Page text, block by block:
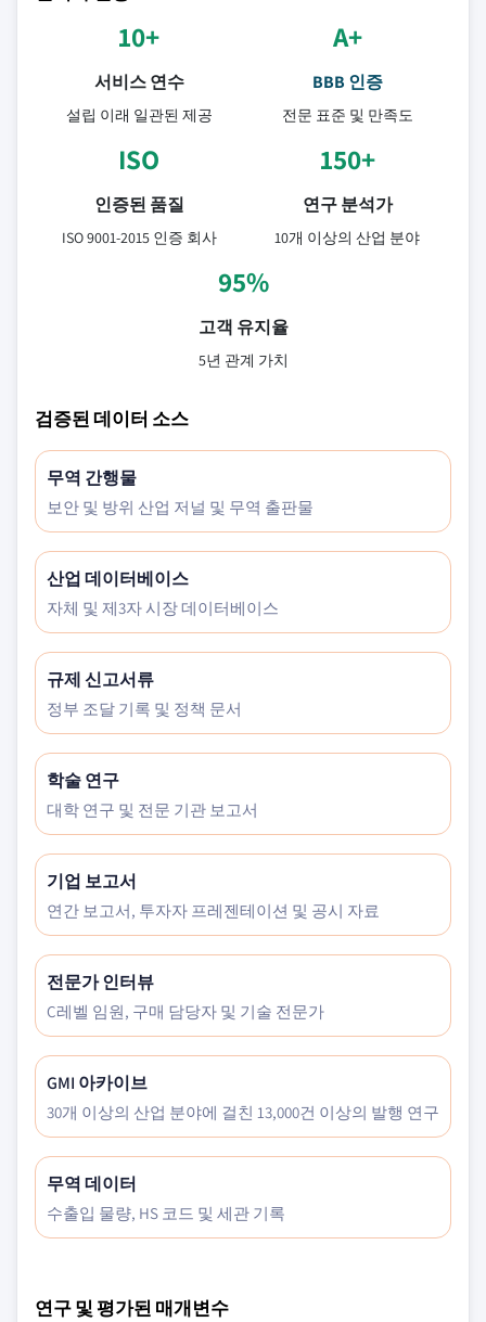
10+
서비스 연수
설립 이래 일관된 제공
A+
BBB 인증
전문 표준 및 만족도
ISO
인증된 품질
ISO 9001-2015 인증 회사
150+
연구 분석가
10개 이상의 산업 분야
95%
고객 유지율
5년 관계 가치
검증된 데이터 소스
무역 간행물
보안 및 방위 산업 저널 및 무역 출판물
산업 데이터베이스
자체 및 제3자 시장 데이터베이스
규제 신고서류
정부 조달 기록 및 정책 문서
학술 연구
대학 연구 및 전문 기관 보고서
기업 보고서
연간 보고서, 투자자 프레젠테이션 및 공시 자료
전문가 인터뷰
C레벨 임원, 구매 담당자 및 기술 전문가
GMI 아카이브
30개 이상의 산업 분야에 걸친 13,000건 이상의 발행 연구
무역 데이터
수출입 물량, HS 코드 및 세관 기록
연구 및 평가된 매개변수